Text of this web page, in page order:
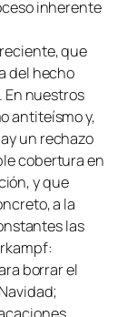
inherente
que
del hecho
En nuestros
antiteísmo y,
un rechazo
cobertura en
y que
a la
las
borrar el